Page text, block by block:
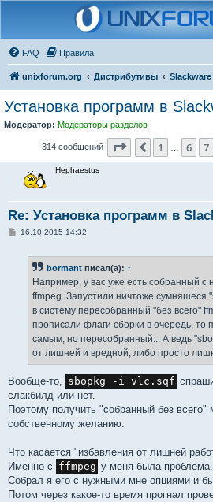
FAQ Правила
unixforum.org Дистрибутивы
Установка программ в
Модератор: Модераторы разделов
314 сообщений Страница из 11
Пред.
1 6 7
Hephaestus
Re: Установка программ в
С16.10.2015 14:32
bormant писал(а): ↑
Например, у вас уже есть собранный
ffmpeg. Запустили ничтоже сумняшеся
в систему пересобранный "без всего"
прописали флаги сборки в очередь, то
самым, но пересобранный... А ведь
от лишней и вредной, либо просто
Вообще-то, sbopkg -i vlc.sqf
слакбилд или нет.
Поэтому получить "собранный без всего"
собственному желанию.
Что касается "избавления от лишней
Именно с ffmpeg у меня была проблема.
Собрал я его с нужными мне опциями и
Потом через какое-то время прогнал